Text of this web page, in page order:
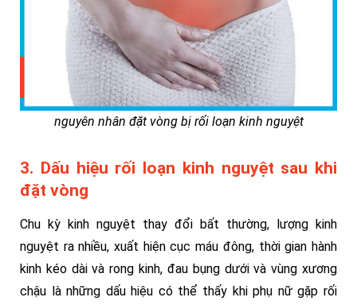
nguyên nhân đặt vòng bị rối loạn kinh nguyệt
3. Dấu hiệu rối loạn kinh nguyệt sau khi
đặt vòng
Chu kỳ kinh nguyệt thay đổi bất thường, lượng kinh
nguyệt ra nhiều, xuất hiện cục máu đông, thời gian hành
kinh kéo dài và rong kinh, đau bụng dưới và vùng xương
chậu là những dấu hiệu có thể thấy khi phụ nữ gặp rối